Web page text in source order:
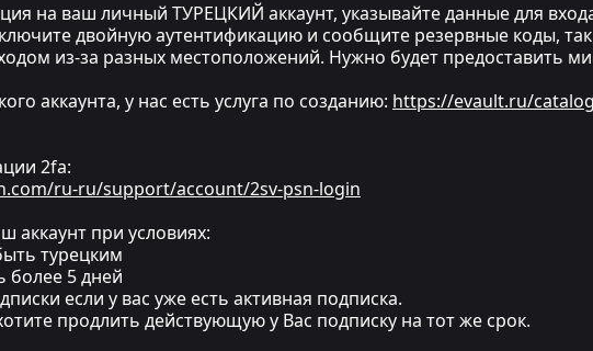
на ваш личный ТУРЕЦКИЙ аккаунт, указывайте данные для
двойную аутентификацию и сообщите резервные коды, так
из-за разных местоположений. Нужно будет предоставить
аккаунта, у нас есть услуга по созданию: https://evault.ru/
2fa:
ru-ru/support/account/2sv-psn-login
аккаунт при условиях:
турецким
более 5 дней
если у вас уже есть активная подписка.
продлить действующую у Вас подписку на тот же срок.